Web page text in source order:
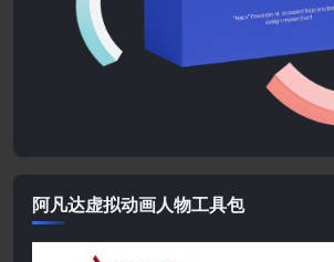
阿凡达虚拟动画人物工具包